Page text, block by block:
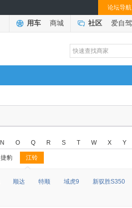
论坛导航
用车 商城 社区 爱自驾
N O Q R S T W X Y
捷豹 江铃
◆
◆
顺达 特顺 域虎9 新驭胜S350